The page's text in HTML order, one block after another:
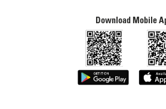
Download Mobile